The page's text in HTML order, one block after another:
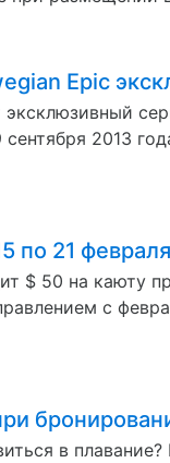
Epic
2013
по 21
$ 50 на каюту
с
в